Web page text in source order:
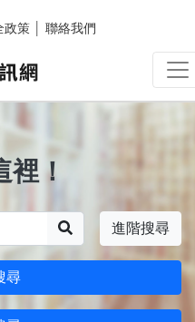
政策 聯絡我們
！
進階搜尋
尋